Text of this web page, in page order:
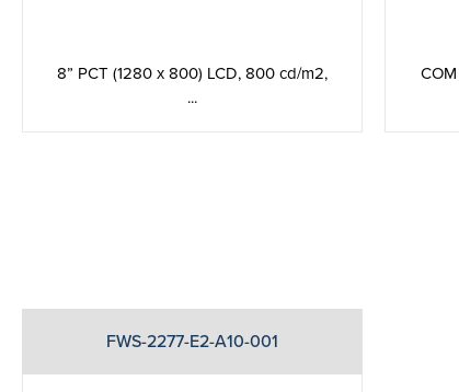
8” PCT (1280 x 800) LCD, 800 cd/m2,
...
FWS-2277-E2-A10-001